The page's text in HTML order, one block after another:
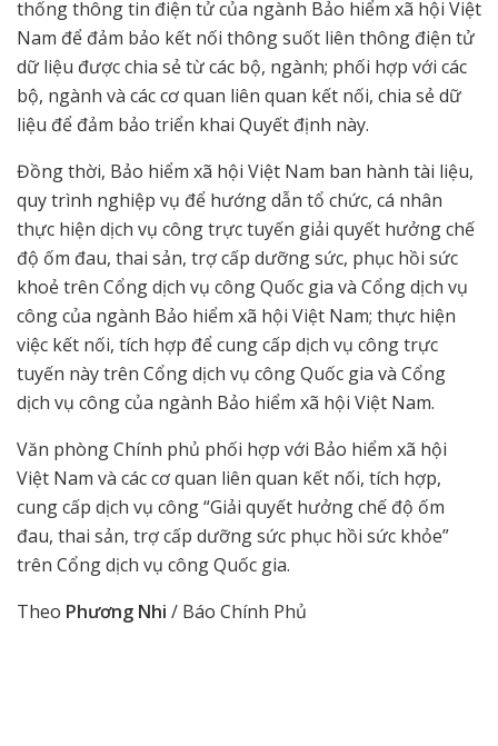
thống thông tin điện tử của ngành Bảo hiểm xã hội Việt
Nam để đảm bảo kết nối thông suốt liên thông điện tử
dữ liệu được chia sẻ từ các bộ, ngành; phối hợp với các
bộ, ngành và các cơ quan liên quan kết nối, chia sẻ dữ
liệu để đảm bảo triển khai Quyết định này.
Đồng thời, Bảo hiểm xã hội Việt Nam ban hành tài liệu,
quy trình nghiệp vụ để hướng dẫn tổ chức, cá nhân
thực hiện dịch vụ công trực tuyến giải quyết hưởng chế
độ ốm đau, thai sản, trợ cấp dưỡng sức, phục hồi sức
khoẻ trên Cổng dịch vụ công Quốc gia và Cổng dịch vụ
công của ngành Bảo hiểm xã hội Việt Nam; thực hiện
việc kết nối, tích hợp để cung cấp dịch vụ công trực
tuyến này trên Cổng dịch vụ công Quốc gia và Cổng
dịch vụ công của ngành Bảo hiểm xã hội Việt Nam.
Văn phòng Chính phủ phối hợp với Bảo hiểm xã hội
Việt Nam và các cơ quan liên quan kết nối, tích hợp,
cung cấp dịch vụ công “Giải quyết hưởng chế độ ốm
đau, thai sản, trợ cấp dưỡng sức phục hồi sức khỏe”
trên Cổng dịch vụ công Quốc gia.
Theo Phương Nhi / Báo Chính Phủ